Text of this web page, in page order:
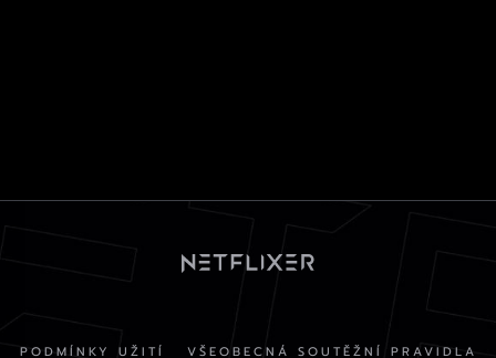
PODMÍNKY UŽITÍ VŠEOBECNÁ SOUTĚŽNÍ PRAVIDLA